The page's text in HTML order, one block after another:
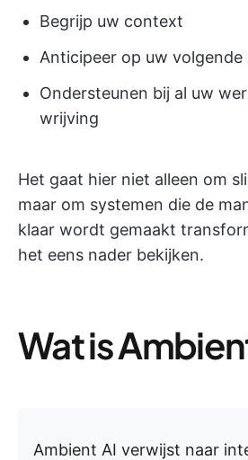
Begrijp uw context
Anticipeer op uw volgende
Ondersteunen bij al uw
wrijving
Het gaat hier niet alleen om
maar om systemen die de
klaar wordt gemaakt
het eens nader bekijken.
Wat is
Ambient AI verwijst naar